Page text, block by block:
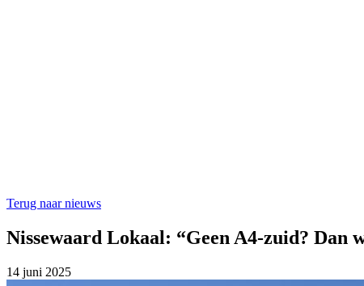
Terug naar nieuws
Nissewaard Lokaal: “Geen A4-zuid? Dan
14 juni 2025